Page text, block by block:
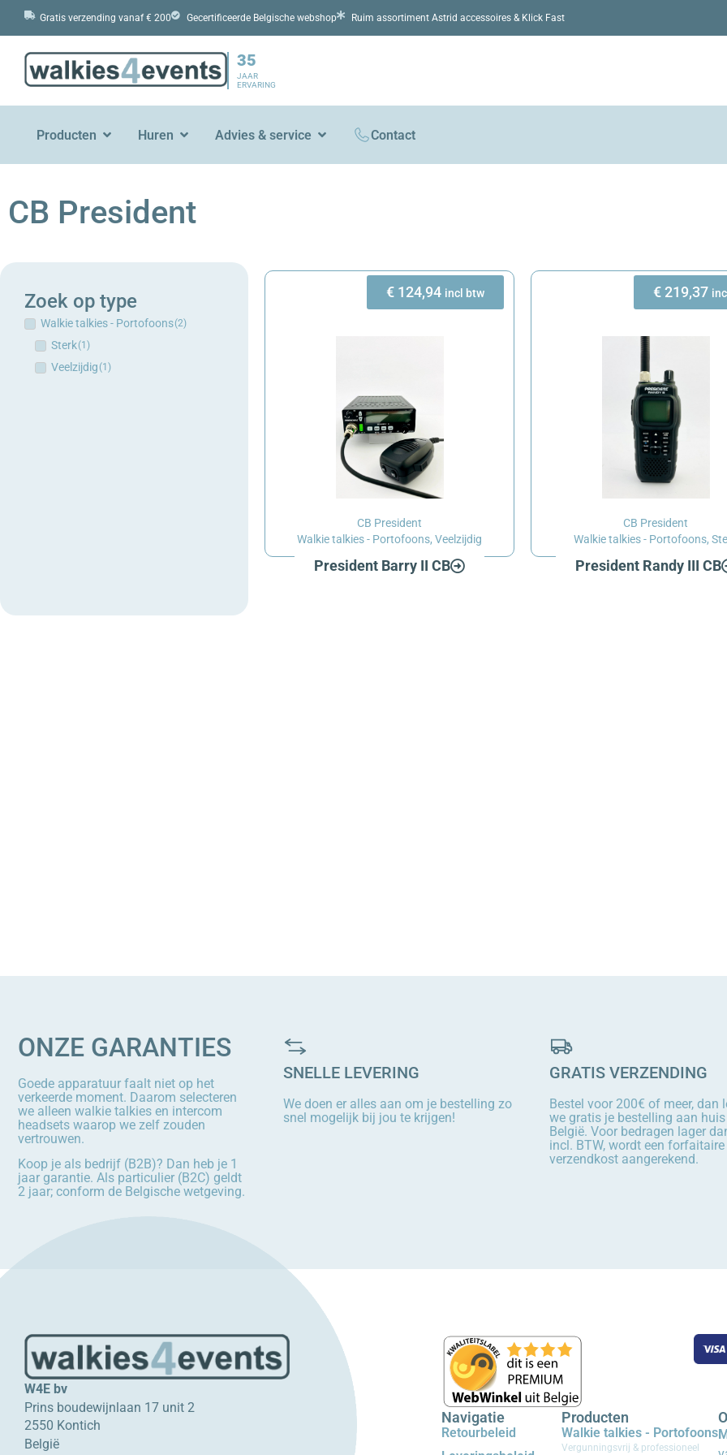
Gratis verzending vanaf € 200 Gecertificeerde Belgische webshop Ruim assortiment Astrid accessoires & Klick Fast
35
JAAR
ERVARING
Producten Huren Advies & service Contact
CB President
Zoek op type
Walkie talkies - Portofoons(2)
Sterk(1)
Veelzijdig (1)
€ 124,94 incl btw
CB President
Walkie talkies - Portofoons,Veelzijdig
President Barry II CB
€219,37
CB President
Walkie talkies - Portofoons,
President Randy III CB
ONZE GARANTIES
Goede apparatuur faalt niet op het
verkeerde moment. Daarom selecteren
we alleen walkie talkies en intercom
headsets waarop we zelf zouden
vertrouwen.
Koop je als bedrijf (B2B)? Dan heb je 1
jaar garantie. Als particulier (B2C) geldt
2 jaar; conform de Belgische wetgeving.
SNELLE LEVERING
We doen er alles aan om je bestelling zo
snel mogelijk bij jou te krijgen!
GRATIS VERZENDING
Bestel voor 200€ of meer, dan
we gratis je bestelling aan
België. Voor bedragen lager
incl. BTW, wordt een forfaitaire
verzendkost aangerekend.
W4E bv
Prins boudewijnlaan 17 unit 2
2550 Kontich
België
Navigatie
Retourbeleid
Producten
Walkie talkies - Portofoons
Vergunningsvrij & professioneel